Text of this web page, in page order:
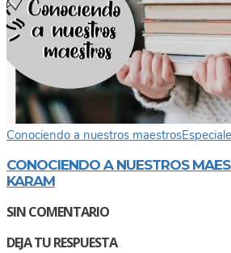
Conociendo a nuestros maestros
CONOCIENDO A NUESTROS
KARAM
SIN COMENTARIO
DEJA TU RESPUESTA